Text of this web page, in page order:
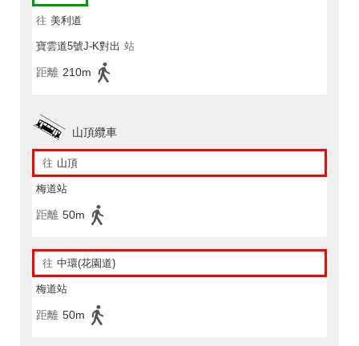
往 美利道
寶雲道5號J-K對出 站
距離 210m
山頂纜車
往 山頂
梅道站
距離 50m
往 中環(花園道)
梅道站
距離 50m